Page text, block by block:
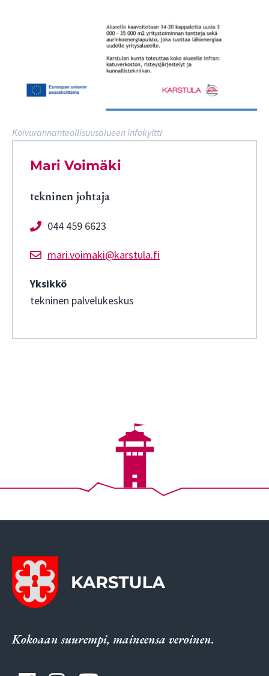
Koivurannanteollisuusalueen infokyltti
Mari Voimäki
tekninen johtaja
044 459 6623
mari.voimaki@karstula.fi
Yksikkö
tekninen palvelukeskus
Kokoaan suurempi, maineensa veroinen.